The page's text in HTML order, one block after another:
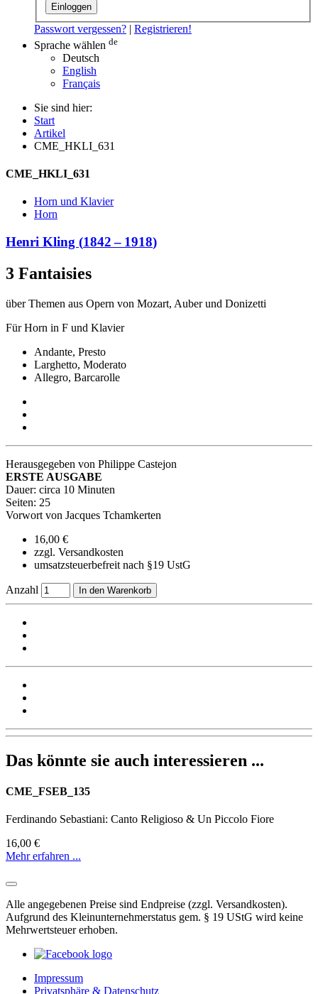
Einloggen
Passwort vergessen? | Registrieren!
Sprache wählen de
Deutsch
English
Français
Sie sind hier:
Start
Artikel
CME_HKLI_631
CME_HKLI_631
Horn und Klavier
Horn
Henri Kling (1842– 1918)
3 Fantaisies
über Themen aus Opern von Mozart, Auber und Donizetti
Für Horn in F und Klavier
Andante, Presto
Larghetto, Moderato
Allegro, Barcarolle
Herausgegeben von Philippe Castejon
ERSTE AUSGABE
Dauer: circa 10 Minuten
Seiten: 25
Vorwort von Jacques Tchamkerten
16,00 €
zzgl. Versandkosten
umsatzsteuerbefreit nach §19 UstG
Anzahl In den Warenkorb
Das könnte sie auch interessieren ...
CME_FSEB_135
Ferdinando Sebastiani: Canto Religioso & Un Piccolo Fiore
16,00 €
Mehr erfahren ...
Alle angegebenen Preise sind Endpreise (zzgl. Versandkosten).
Aufgrund des Kleinunternehmerstatus gem. § 19 UStG wird keine
Mehrwertsteuer erhoben.
Impressum
Privatsphäre & Datenschutz